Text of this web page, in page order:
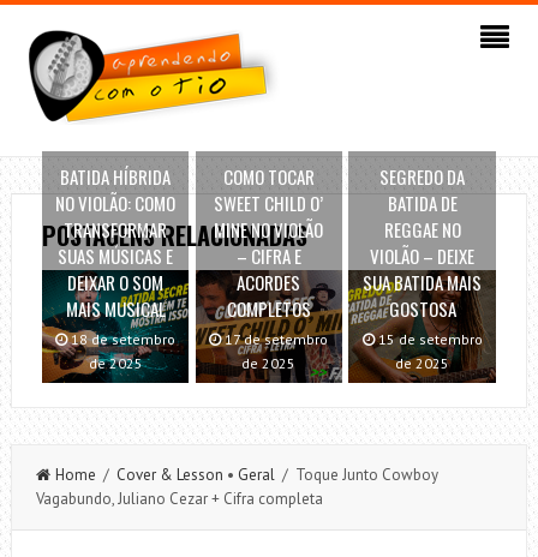
POSTAGENS RELACIONADAS
BATIDA HÍBRIDA
NO VIOLÃO: COMO
TRANSFORMAR
SUAS MÚSICAS E
DEIXAR O SOM
MAIS MUSICAL
18 de setembro
de 2025
COMO TOCAR
SWEET CHILD O’
MINE NO VIOLÃO
– CIFRA E
ACORDES
COMPLETOS
17 de setembro
de 2025
SEGREDO DA
BATIDA DE
REGGAE NO
VIOLÃO – DEIXE
SUA BATIDA MAIS
GOSTOSA
15 de setembro
de 2025
Home / Cover & Lesson • Geral/ Toque Junto Cowboy
Vagabundo, Juliano Cezar + Cifra completa